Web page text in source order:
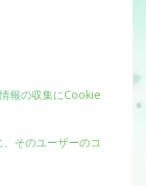
報の収集にCookie
そのユーザーのコ